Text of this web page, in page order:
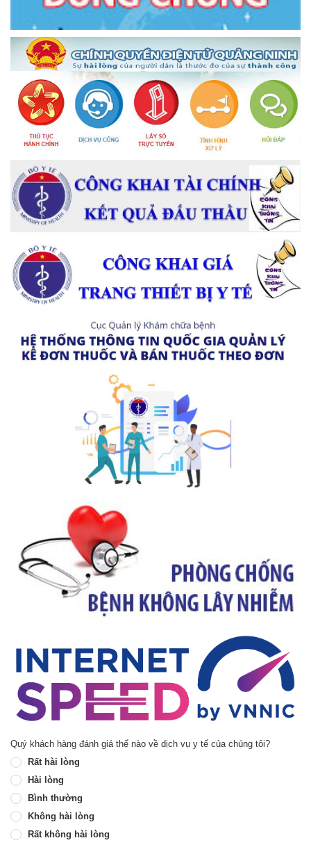
Quý khách hàng đánh giá thế nào về dịch vụ y tế của chúng tôi?
Rất hài lòng
Hài lòng
Bình thường
Không hài lòng
Rất không hài lòng